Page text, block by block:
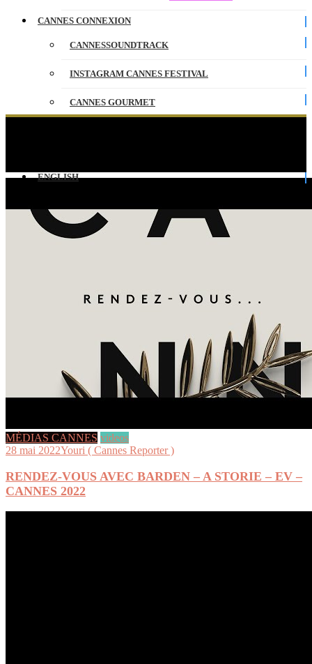
CANNES CONNEXION
CANNESSOUNDTRACK
INSTAGRAM CANNES FESTIVAL
CANNES GOURMET
ENGLISH
MÉDIAS CANNES videos
28 mai 2022Youri ( Cannes Reporter )
RENDEZ-VOUS AVEC BARDEN – A STORIE – EV –
CANNES 2022